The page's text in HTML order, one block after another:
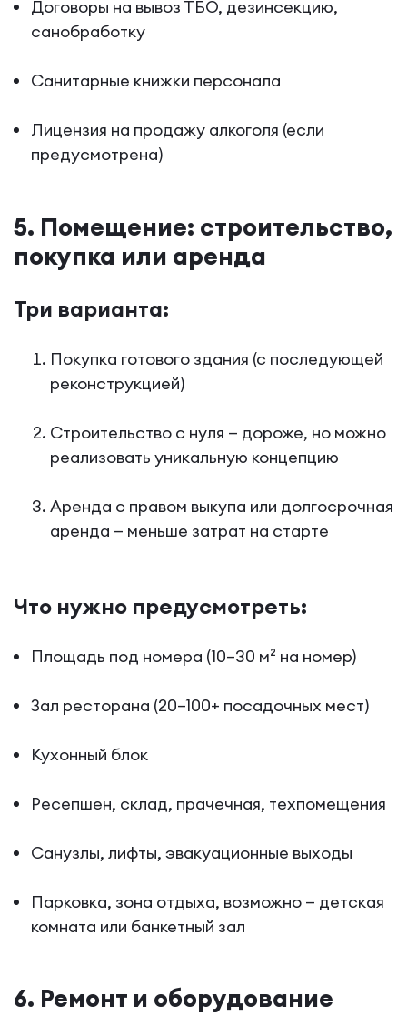
Договоры на вывоз ТБО, дезинсекцию,
санобработку
Санитарные книжки персонала
Лицензия на продажу алкоголя (если
предусмотрена)
5. Помещение: строительство,
покупка или аренда
Три варианта:
Покупка готового здания (с последующей
реконструкцией)
Строительство с нуля — дороже, но можно
реализовать уникальную концепцию
Аренда с правом выкупа или долгосрочная
аренда — меньше затрат на старте
Что нужно предусмотреть:
Площадь под номера (10–30 м² на номер)
Зал ресторана (20–100+ посадочных мест)
Кухонный блок
Ресепшен, склад, прачечная, техпомещения
Санузлы, лифты, эвакуационные выходы
Парковка, зона отдыха, возможно — детская
комната или банкетный зал
6. Ремонт и оборудование